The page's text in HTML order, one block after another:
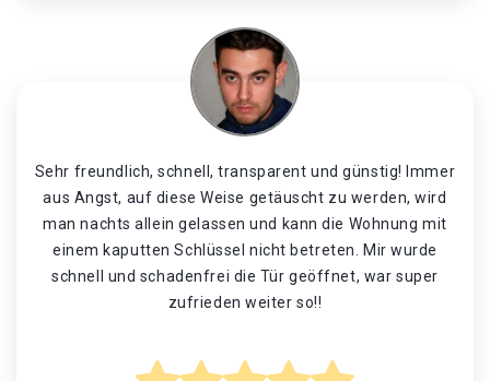
Sehr freundlich, schnell, transparent und günstig! Immer
aus Angst, auf diese Weise getäuscht zu werden, wird
man nachts allein gelassen und kann die Wohnung mit
einem kaputten Schlüssel nicht betreten. Mir wurde
schnell und schadenfrei die Tür geöffnet, war super
zufrieden weiter so!!